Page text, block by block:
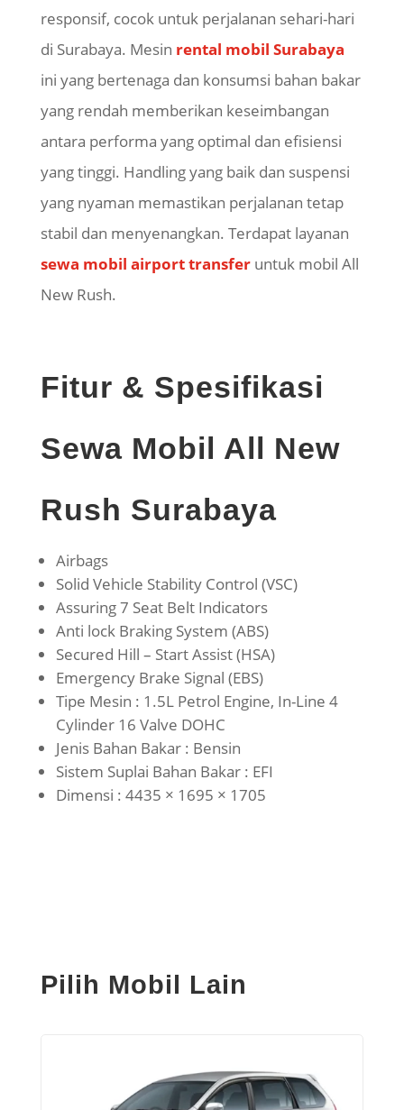
responsif, cocok untuk perjalanan sehari-hari
di Surabaya. Mesin rental mobil Surabaya
ini yang bertenaga dan konsumsi bahan bakar
yang rendah memberikan keseimbangan
antara performa yang optimal dan efisiensi
yang tinggi. Handling yang baik dan suspensi
yang nyaman memastikan perjalanan tetap
stabil dan menyenangkan. Terdapat layanan
sewa mobil airport transferuntuk mobil All
New Rush.
Fitur & Spesifikasi
Sewa Mobil All New
Rush Surabaya
Airbags
Solid Vehicle Stability Control (VSC)
Assuring 7 Seat Belt Indicators
Anti lock Braking System (ABS)
Secured Hill – Start Assist (HSA)
Emergency Brake Signal (EBS)
Tipe Mesin : 1.5L Petrol Engine, In-Line 4
Cylinder 16 Valve DOHC
Jenis Bahan Bakar : Bensin
Sistem Suplai Bahan Bakar : EFI
Dimensi : 4435 × 1695 × 1705
Pilih Mobil Lain